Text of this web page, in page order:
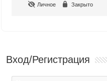
Личное
Закрыто
Вход/Регистрация